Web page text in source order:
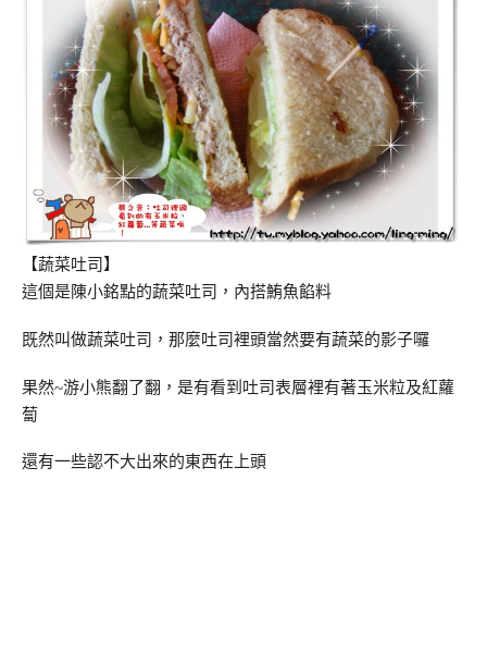
【蔬菜吐司】
這個是陳小銘點的蔬菜吐司，內搭鮪魚餡料
既然叫做蔬菜吐司，那麼吐司裡頭當然要有蔬菜的影子囉
果然~游小熊翻了翻，是有看到吐司表層裡有著玉米粒及紅蘿
蔔
還有一些認不大出來的東西在上頭